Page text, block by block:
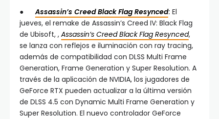
●Assassin’s Creed Black Flag Resynced: El
jueves, el remake de Assassin’s Creed IV: Black Flag
de Ubisoft, , Assassin’s Creed Black Flag Resynced,
se lanza con reflejos e iluminación con ray tracing,
además de compatibilidad con DLSS Multi Frame
Generation, Frame Generation y Super Resolution. A
través de la aplicación de NVIDIA, los jugadores de
GeForce RTX pueden actualizar a la última versión
de DLSS 4.5 con Dynamic Multi Frame Generation y
Super Resolution. El nuevo controlador GeForce